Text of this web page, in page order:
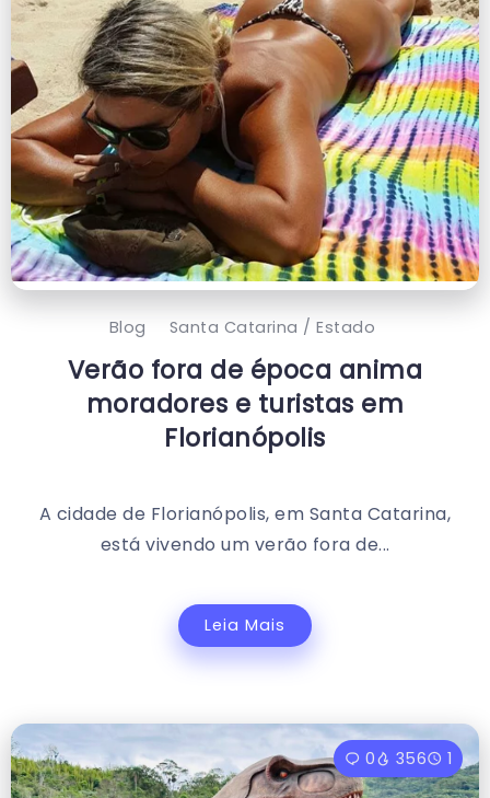
Blog Santa Catarina / Estado
Verão fora de época anima
moradores e turistas em
Florianópolis
A cidade de Florianópolis, em Santa Catarina,
está vivendo um verão fora de...
Leia Mais
0 356 1